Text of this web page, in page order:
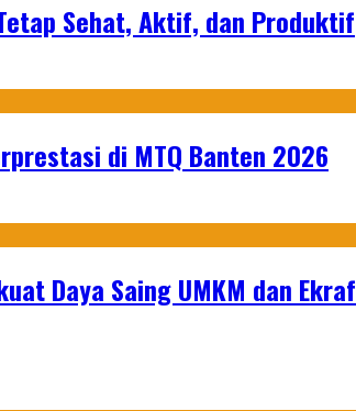
Sehat, Aktif, dan Produktif
di MTQ Banten 2026
Daya Saing UMKM dan Ekraf